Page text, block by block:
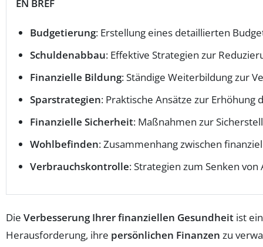
EN BREF
Budgetierung: Erstellung eines detaillierten
Schuldenabbau: Effektive Strategien zur
Finanzielle Bildung: Ständige Weiterbildung zur
Sparstrategien: Praktische Ansätze zur Erhöhung
Finanzielle Sicherheit: Maßnahmen zur
Wohlbefinden: Zusammenhang zwischen
Verbrauchskontrolle: Strategien zum Senken
Die Verbesserung Ihrer finanziellen Gesundheit ist
Herausforderung, ihre persönlichen Finanzen zu